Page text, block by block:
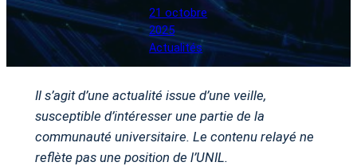
21 octobre
2025
Actualités
Il s’agit d’une actualité issue d’une veille,
susceptible d’intéresser une partie de la
communauté universitaire. Le contenu relayé ne
reflète pas une position de l’UNIL.